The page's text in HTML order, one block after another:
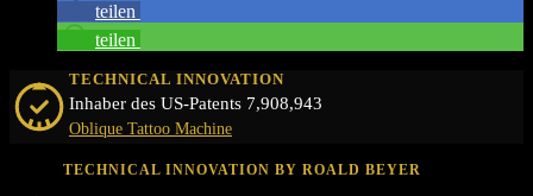
teilen
teilen
TECHNICAL INNOVATION
Inhaber des US-Patents 7,908,943
Oblique Tattoo Machine
TECHNICAL INNOVATION BY ROALD BEYER